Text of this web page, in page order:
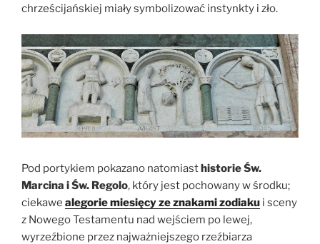
chrześcijańskiej miały symbolizować instynkty i zło.
Pod portykiem pokazano natomiasthistorie Św.
Marcina i Św. Regolo, który jest pochowany w środku;
ciekawe alegorie miesięcy ze znakami zodiaku i sceny
z Nowego Testamentu nad wejściem po lewej,
wyrzeźbione przez najważniejszego rzeźbiarza